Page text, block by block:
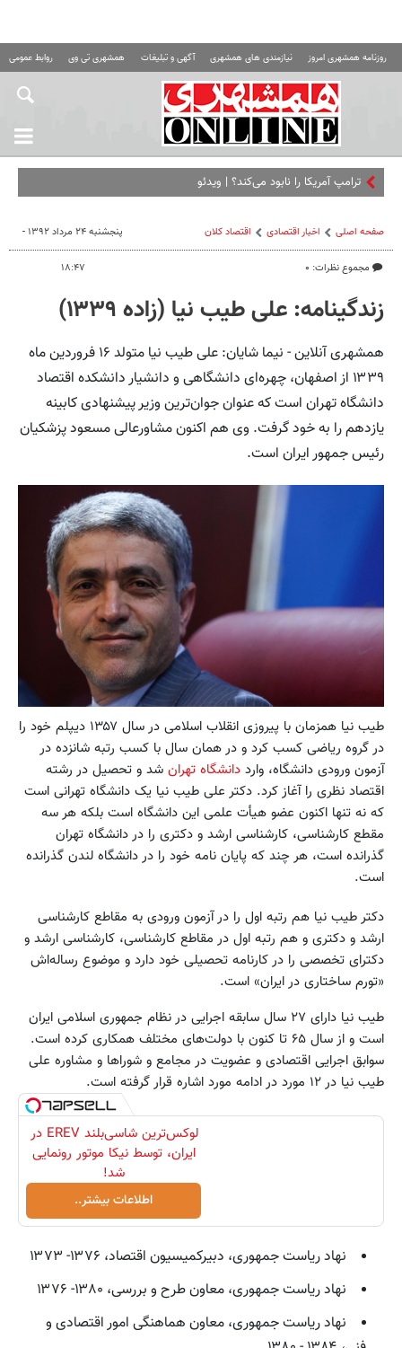
روزنامه همشهری امروز نیازمندی های همشهری آگهی و تبلیغات همشهری تی وی روابط عمومی
ترامپ آمریکا را نابود می‌کند؟ | ویدئو
صفحه اصلی اخبار اقتصادی اقتصاد كلان
مجموع نظرات: ۰
پنجشنبه ۲۴ مرداد ۱۳۹۲ -
۱۸:۴۷
زندگینامه: علی طیب نیا (زاده ۱۳۳۹)
همشهری آنلاین - نیما شایان: علی طیب نیا متولد ۱۶ فروردین ماه
۱۳۳۹ از اصفهان، چهره‌ای دانشگاهی و دانشیار دانشکده اقتصاد
دانشگاه تهران است که عنوان جوان‌ترین وزیر پیشنهادی کابینه
یازدهم را به خود گرفت. وی هم اکنون مشاورعالی مسعود پزشکیان
رئیس جمهور ایران است.
طیب نیا همزمان با پیروزی انقلاب اسلامی در سال ۱۳۵۷ دیپلم خود را
در گروه ریاضی کسب کرد و در همان سال با کسب رتبه شانزده در
آزمون ورودی دانشگاه، وارد دانشگاه تهران شد و تحصیل در رشته
اقتصاد نظری را آغاز کرد. دکتر علی طیب نیا یک دانشگاه تهرانی است
که نه تنها اکنون عضو هیأت علمی این دانشگاه است بلکه هر سه
مقطع کارشناسی، کارشناسی ارشد و دکتری را در دانشگاه تهران
گذرانده است، هر چند که پایان نامه خود را در دانشگاه لندن گذرانده
است.
دکتر طیب نیا هم رتبه اول را در آزمون ورودی به مقاطع کارشناسی
ارشد و دکتری و هم رتبه اول در مقاطع کارشناسی، کارشناسی ارشد و
دکترای تخصصی را در کارنامه تحصیلی خود دارد و موضوع رساله‌اش
«تورم ساختاری در ایران» است.
طیب نیا دارای ۲۷ سال سابقه اجرایی در نظام جمهوری اسلامی ایران
است و از سال ۶۵ تا کنون با دولت‌های مختلف همکاری کرده است.
سوابق اجرایی اقتصادی و عضویت در مجامع و شوراها و مشاوره علی
طیب نیا در ۱۲ مورد در ادامه مورد اشاره قرار گرفته است.
لوکس‌ترین شاسی‌بلند EREV در
ایران، توسط نیکا موتور رونمایی
شد!
اطلاعات بیشتر..
نهاد ریاست جمهوری، دبیرکمیسیون اقتصاد، ۱۳۷۶- ۱۳۷۳
نهاد ریاست جمهوری، معاون طرح و بررسی، ۱۳۸۰- ۱۳۷۶
نهاد ریاست جمهوری، معاون هماهنگی امور اقتصادی و